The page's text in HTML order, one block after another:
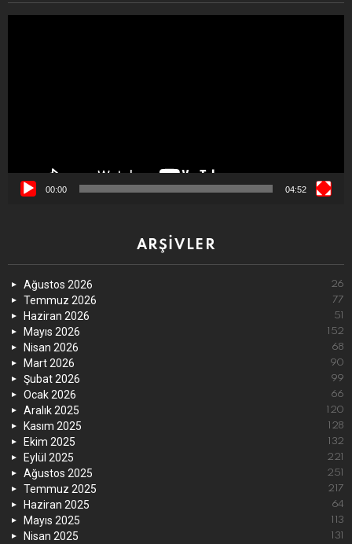
00:00 04:52
ARŞIVLER
Ağustos 2026 26
Temmuz 2026 77
Haziran 2026 51
Mayıs 2026 152
Nisan 2026 68
Mart 2026 90
Şubat 2026 99
Ocak 2026 66
Aralık 2025 120
Kasım 2025 128
Ekim 2025 132
Eylül 2025 221
Ağustos 2025 251
Temmuz 2025 217
Haziran 2025 64
Mayıs 2025 113
Nisan 2025 131